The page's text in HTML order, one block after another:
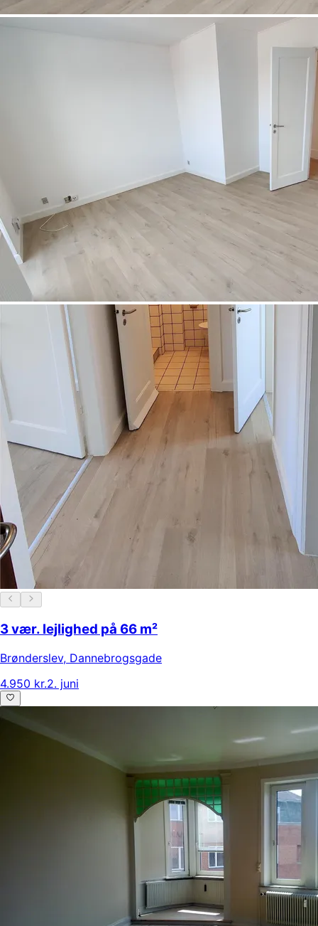
3 vær. lejlighed på 66 m²
Brønderslev, Dannebrogsgade
4.950 kr.2. juni